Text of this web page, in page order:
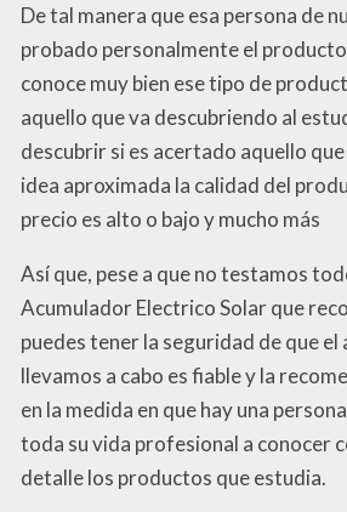
De tal manera que esa persona de
probado personalmente el
conoce muy bien ese tipo de
aquello que va descubriendo al
descubrir si es acertado aquello que
idea aproximada la calidad del
precio es alto o bajo y mucho más
Así que, pese a que no testamos
Acumulador Electrico Solar que
puedes tener la seguridad de que el
llevamos a cabo es fiable y la
en la medida en que hay una
toda su vida profesional a conocer
detalle los productos que estudia.